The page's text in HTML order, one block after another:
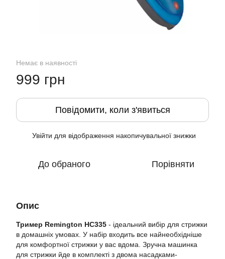
Немає в наявності
999 грн
Повідомити, коли з'явиться
Увійти для відображення накопичувальної знижки
До обраного Порівняти
Опис
Тример Remington HC335 - ідеальний вибір для стрижки
в домашніх умовах. У набір входить все найнеобхідніше
для комфортної стрижки у вас вдома. Зручна машинка
для стрижки йде в комплекті з двома насадками-